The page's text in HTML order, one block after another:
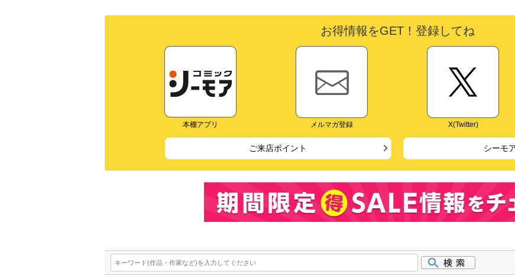
お得情報をGET！登録してね
本棚アプリ メルマガ登録 X(Twitter)
ご来店ポイント シーモ